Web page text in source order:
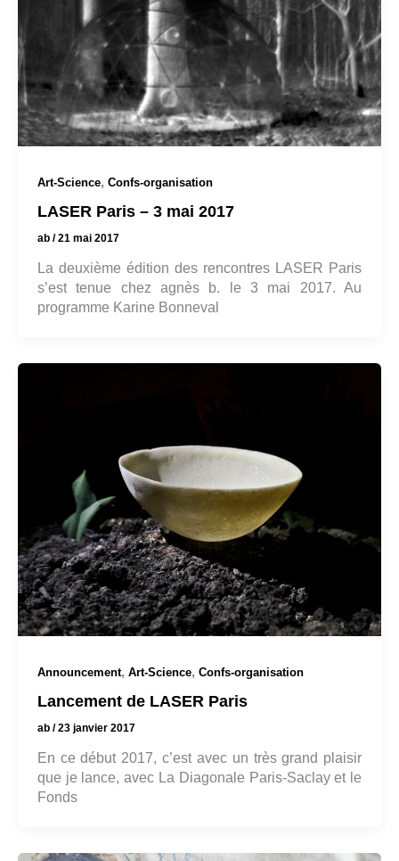
Art-Science, Confs-organisation
LASER Paris – 3 mai 2017
ab /21 mai 2017
La deuxième édition des rencontres LASER Paris
s’est tenue chez agnès b. le 3 mai 2017. Au
programme Karine Bonneval
Announcement, Art-Science, Confs-organisation
Lancement de LASER Paris
ab /23 janvier 2017
En ce début 2017, c’est avec un très grand plaisir
que je lance, avec La Diagonale Paris-Saclay et le
Fonds